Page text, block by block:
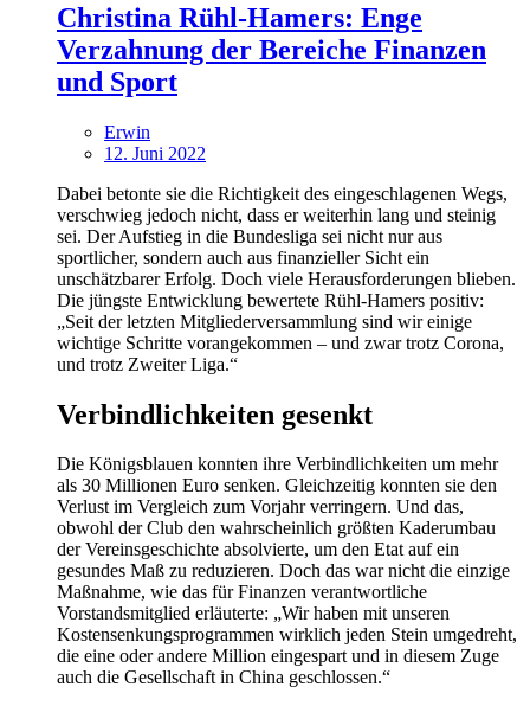
Christina Rühl-Hamers: Enge
Verzahnung der Bereiche Finanzen
und Sport
Erwin
12. Juni 2022
Dabei betonte sie die Richtigkeit des eingeschlagenen Wegs,
verschwieg jedoch nicht, dass er weiterhin lang und steinig
sei. Der Aufstieg in die Bundesliga sei nicht nur aus
sportlicher, sondern auch aus finanzieller Sicht ein
unschätzbarer Erfolg. Doch viele Herausforderungen blieben.
Die jüngste Entwicklung bewertete Rühl-Hamers positiv:
„Seit der letzten Mitgliederversammlung sind wir einige
wichtige Schritte vorangekommen – und zwar trotz Corona,
und trotz Zweiter Liga.“
Verbindlichkeiten gesenkt
Die Königsblauen konnten ihre Verbindlichkeiten um mehr
als 30 Millionen Euro senken. Gleichzeitig konnten sie den
Verlust im Vergleich zum Vorjahr verringern. Und das,
obwohl der Club den wahrscheinlich größten Kaderumbau
der Vereinsgeschichte absolvierte, um den Etat auf ein
gesundes Maß zu reduzieren. Doch das war nicht die einzige
Maßnahme, wie das für Finanzen verantwortliche
Vorstandsmitglied erläuterte: „Wir haben mit unseren
Kostensenkungsprogrammen wirklich jeden Stein umgedreht,
die eine oder andere Million eingespart und in diesem Zuge
auch die Gesellschaft in China geschlossen.“